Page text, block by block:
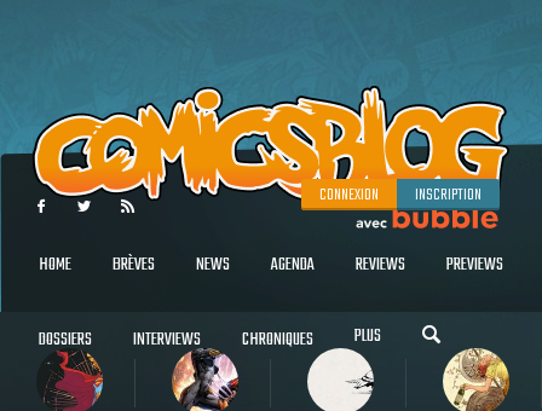
CONNEXION INSCRIPTION
HOME BRÈVES NEWS AGENDA REVIEWS PREVIEWS
DOSSIERS INTERVIEWS CHRONIQUES PLUS